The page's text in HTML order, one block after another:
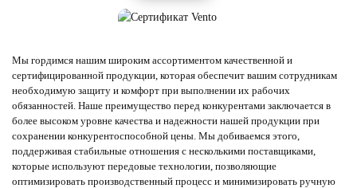
Мы гордимся нашим широким ассортиментом качественной и
сертифицированной продукции, которая обеспечит вашим сотрудникам
необходимую защиту и комфорт при выполнении их рабочих
обязанностей. Наше преимущество перед конкурентами заключается в
более высоком уровне качества и надежности нашей продукции при
сохранении конкурентоспособной цены. Мы добиваемся этого,
поддерживая стабильные отношения с несколькими поставщиками,
которые используют передовые технологии, позволяющие
оптимизировать производственный процесс и минимизировать ручную